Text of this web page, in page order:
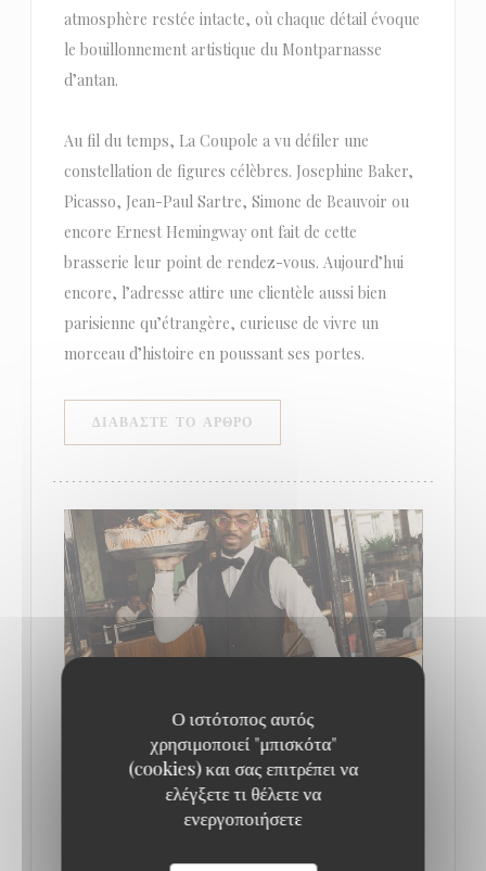
Ο ιστότοπος αυτός
χρησιμοποιεί "μπισκότα"
(cookies) και σας επιτρέπει να
ελέγξετε τι θέλετε να
ενεργοποιήσετε
atmosphère restée intacte, où chaque détail évoque
le bouillonnement artistique du Montparnasse
d’antan.
Au fil du temps, La Coupole a vu défiler une
constellation de figures célèbres. Josephine Baker,
Picasso, Jean-Paul Sartre, Simone de Beauvoir ou
encore Ernest Hemingway ont fait de cette
brasserie leur point de rendez-vous. Aujourd’hui
encore, l’adresse attire une clientèle aussi bien
parisienne qu’étrangère, curieuse de vivre un
morceau d’histoire en poussant ses portes.
ΔΙΑΒΆΣΤΕ ΤΟ ΆΡΘΡΟ((ΑΝΟΊΓΕΙ ΣΕ ΝΈΟ
QUE FAIRE À PARIS CETTE SEMAINE ? (16-
22 JUIN) // LE BONBON